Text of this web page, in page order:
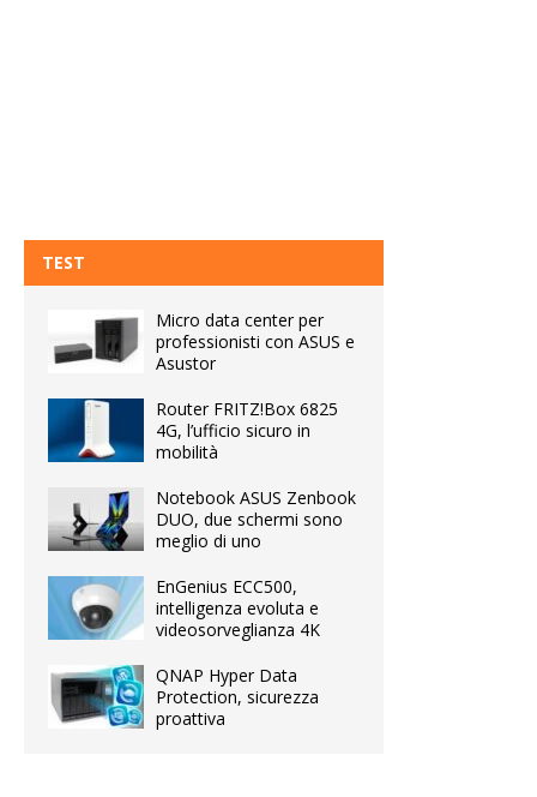
TEST
Micro data center per
professionisti con ASUS e
Asustor
Router FRITZ!Box 6825
4G, l’ufficio sicuro in
mobilità
Notebook ASUS Zenbook
DUO, due schermi sono
meglio di uno
EnGenius ECC500,
intelligenza evoluta e
videosorveglianza 4K
QNAP Hyper Data
Protection, sicurezza
proattiva